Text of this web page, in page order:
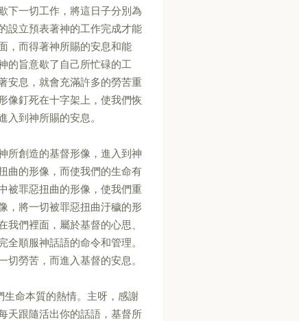
下一切工作，將這日子分別為
設立預表著神的工作完成才能
，而得著神所賜的安息和能
的旨意歇了自己所忙碌的工
安息，就會充滿許多的勞苦重
像釘死在十字架上，使我們恢
到神所賜的安息。
所創造的基督形像，進入到神
曲的形像，而使我們的生命有
被罪惡扭曲的形像，使我們重
，將一切被罪惡扭曲汙穢的形
們裡面，屬於基督的心思、
順服神話語的命令和管理。
勞苦，而進入基督的安息。
生命本質的熱情。主呀，感謝
天跟隨活出你的話語，基督所